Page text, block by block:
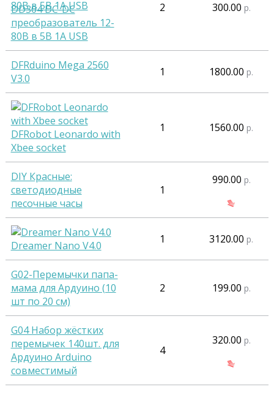
DD304 DC-DC
преобразователь 12-
80В в 5В 1А USB
2 300.00 р.
DFRduino Mega 2560
V3.0
1 1800.00 р.
DFRobot Leonardo with
Xbee socket
1 1560.00 р.
DIY Красные:
светодиодные
песочные часы
1
990.00 р.
Dreamer Nano V4.0 1 3120.00 р.
G02-Перемычки папа-
мама для Ардуино (10
шт по 20 см)
2 199.00 р.
G04 Набор жёстких
перемычек 140шт. для
Ардуино Arduino
совместимый
4
320.00 р.